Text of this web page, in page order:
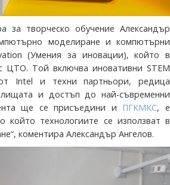
за творческо обучение Александър
моделиране и компютърни
(Умения за иновации), който в
ЦТО. Той включва иновативни STEM
Intel и техни партньори, редица
и достъп до най-съвременни
ще се присъедини и ПГКМКС, е
който технологиите се използват в
коментира Александър Ангелов.